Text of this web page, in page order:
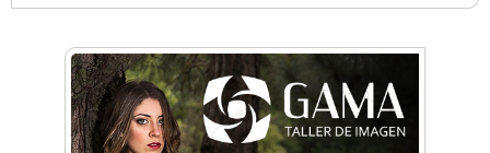
crecimiento personal
Arq. Horacio Alejandro Sánchez